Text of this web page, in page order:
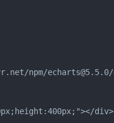
npm/
div>